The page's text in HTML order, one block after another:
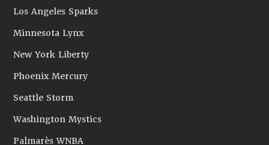
Los Angeles Sparks
Minnesota Lynx
New York Liberty
Phoenix Mercury
Seattle Storm
Washington Mystics
Palmarès WNBA